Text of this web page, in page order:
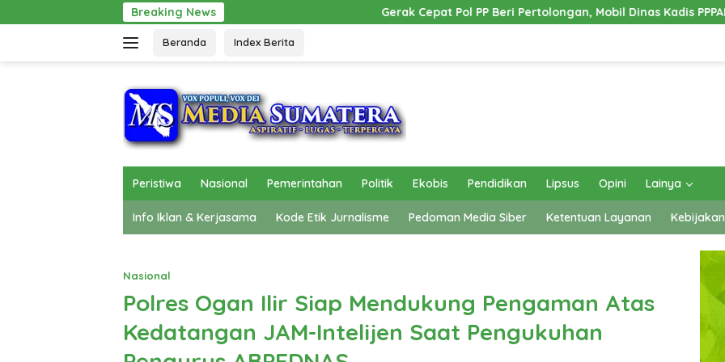
ke
Breaking News Gerak Cepat Pol PP Beri Pertolongan, Mobil Dinas Kadis PPPAPPKB Ogan Ilir
Beranda Index Berita
Peristiwa Nasional Pemerintahan Politik Ekobis Pendidikan Lipsus Opini Lainya
Info Iklan & Kerjasama Kode Etik Jurnalisme Pedoman Media Siber Ketentuan Layanan
Nasional
Polres Ogan Ilir Siap Mendukung Pengaman Atas
Kedatangan JAM-Intelijen Saat Pengukuhan